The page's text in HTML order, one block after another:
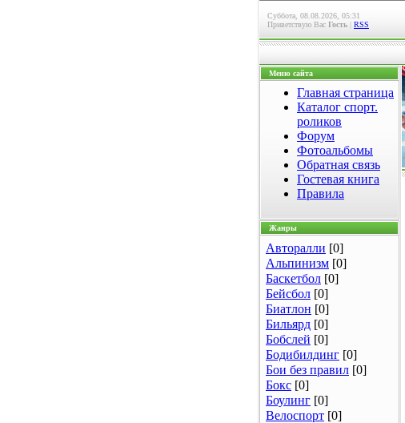
Суббота, 08.08.2026, 05:31
Приветствую Вас Гость | RSS
Меню сайта
Главная страница
Каталог спорт.
роликов
Форум
Фотоальбомы
Обратная связь
Гостевая книга
Правила
Жанры
Авторалли [0]
Альпинизм [0]
Баскетбол [0]
Бейсбол [0]
Биатлон [0]
Бильярд [0]
Бобслей [0]
Бодибилдинг [0]
Бои без правил [0]
Бокс [0]
Боулинг [0]
Велоспорт [0]